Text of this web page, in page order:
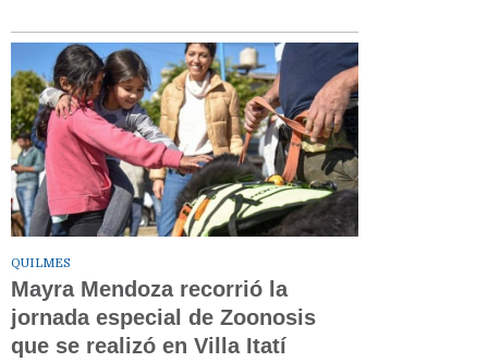
QUILMES
Mayra Mendoza recorrió la
jornada especial de Zoonosis
que se realizó en Villa Itatí